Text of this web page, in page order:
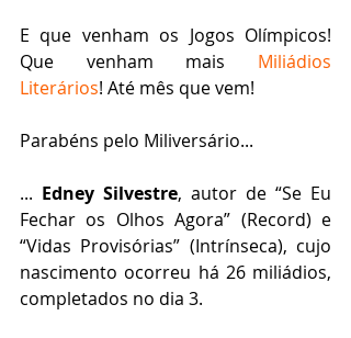
E que venham os Jogos Olímpicos!
Que venham mais Miliádios
Literários! Até mês que vem!
Parabéns pelo Miliversário...
... Edney Silvestre, autor de “Se Eu
Fechar os Olhos Agora” (Record) e
“Vidas Provisórias” (Intrínseca), cujo
nascimento ocorreu há 26 miliádios,
completados no dia 3.